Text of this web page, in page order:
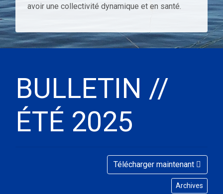
avoir une collectivité dynamique et en santé.
BULLETIN //
ÉTÉ 2025
Télécharger maintenant
Archives